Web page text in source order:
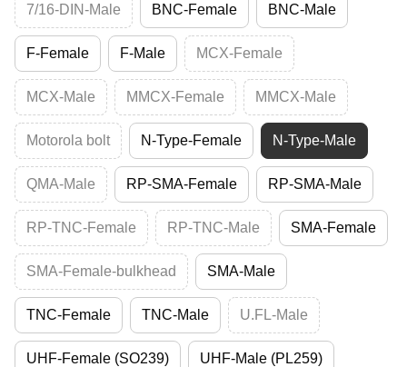
7/16-DIN-Male BNC-Female BNC-Male
F-Female F-Male MCX-Female
MCX-Male MMCX-Female MMCX-Male
Motorola bolt N-Type-Female N-Type-Male
QMA-Male RP-SMA-Female RP-SMA-Male
RP-TNC-Female RP-TNC-Male SMA-Female
SMA-Female-bulkhead SMA-Male
TNC-Female TNC-Male U.FL-Male
UHF-Female (SO239) UHF-Male (PL259)